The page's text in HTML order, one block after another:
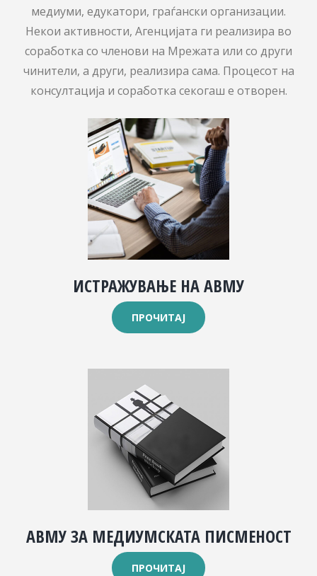
медиуми, едукатори, граѓански организации.
Некои активности, Агенцијата ги реализира во
соработка со членови на Мрежата или со други
чинители, а други, реализира сама. Процесот на
консултација и соработка секогаш е отворен.
ИСТРАЖУВАЊЕ НА АВМУ
ПРОЧИТАЈ
АВМУ ЗА МЕДИУМСКАТА ПИСМЕНОСТ
ПРОЧИТАЈ